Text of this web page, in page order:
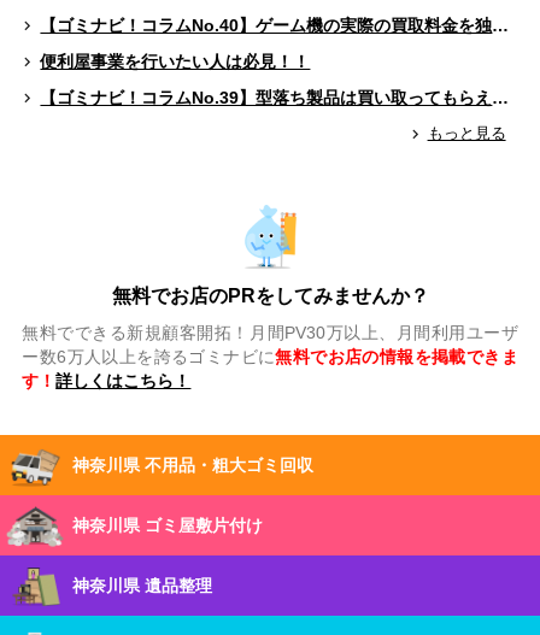
【ゴミナビ！コラムNo.40】ゲーム機の実際の買取料金を独自調査！！
便利屋事業を行いたい人は必見！！
【ゴミナビ！コラムNo.39】型落ち製品は買い取ってもらえる？（ゲームソフト編）
もっと見る
無料でお店のPRをしてみませんか？
無料でできる新規顧客開拓！月間PV30万以上、月間利用ユーザ
ー数6万人以上を誇るゴミナビに無料でお店の情報を掲載できま
す！詳しくはこちら！
神奈川県 不用品・粗大ゴミ回収
神奈川県 ゴミ屋敷片付け
神奈川県 遺品整理